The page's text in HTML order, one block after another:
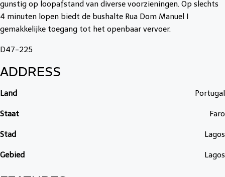
gunstig op loopafstand van diverse voorzieningen. Op slechts
4 minuten lopen biedt de bushalte Rua Dom Manuel I
gemakkelijke toegang tot het openbaar vervoer.
D47-225
ADDRESS
Land Portugal
Staat Faro
Stad Lagos
Gebied Lagos